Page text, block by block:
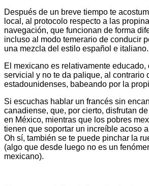
Después de un breve tiempo te
local, al protocolo respecto a las
navegación, que funcionan de forma
incluso al modo temerario de conducir
una mezcla del estilo español e italiano.
El mexicano es relativamente educado,
servicial y no te da palique, al contrario
estadounidenses, babeando por la
Si escuchas hablar un francés sin
canadiense, que, por cierto, disfrutan
en México, mientras que los pobres
tienen que soportar un increíble acoso
Oh sí, también se te puede pinchar la
(algo que desde luego no es un
mexicano).